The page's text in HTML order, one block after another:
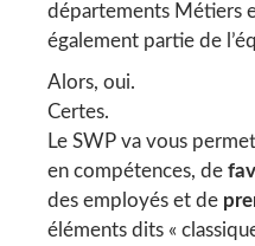
départements Métiers
également partie de
Alors, oui.
Certes.
Le SWP va vous
en compétences, de
des employés et de
éléments dits «